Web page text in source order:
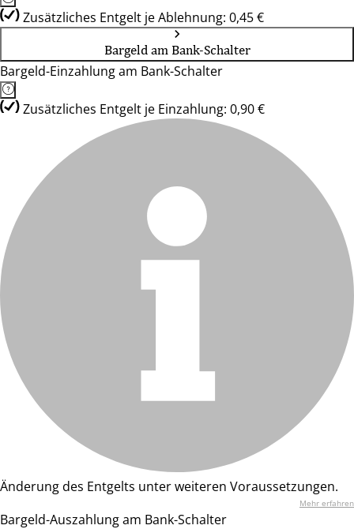
Zusätzliches Entgelt je Ablehnung: 0,45 €
Bargeld am Bank-Schalter
Bargeld-Einzahlung am Bank-Schalter
Zusätzliches Entgelt je Einzahlung: 0,90 €
Änderung des Entgelts unter weiteren Voraussetzungen.
Mehr erfahren
Bargeld-Auszahlung am Bank-Schalter